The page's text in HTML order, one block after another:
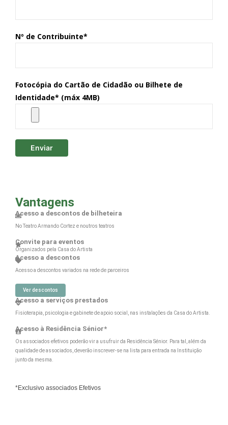
Nº de Contribuinte*
Fotocópia do Cartão de Cidadão ou Bilhete de
Identidade* (máx 4MB)
Vantagens
Acesso a descontos de bilheteira
No Teatro Armando Cortez e noutros teatros
Convite para eventos
Organizados pela Casa do Artista
Acesso a descontos
Acesso a descontos variados na rede de parceiros
Ver descontos
Acesso a serviços prestados
Fisioterapia, psicologia e gabinete de apoio social, nas instalações da Casa do Artista.
Acesso à Residência Sénior*
Os associados efetivos poderão vir a usufruir da Residência Sénior. Para tal, além da
qualidade de associados, deverão inscrever-se na lista para entrada na Instituição
junto da mesma.
*Exclusivo associados Efetivos